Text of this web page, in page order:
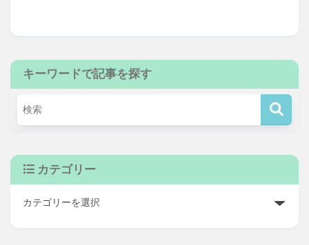
キーワードで記事を探す
カテゴリー